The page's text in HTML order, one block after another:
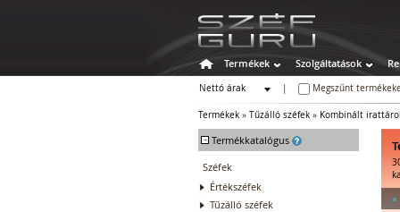
Termékek Szolgáltatások
Nettó árak
Megszűnt
Termékek » Tűzálló széfek » Kombinált
- Termékkatalógus
Széfek
Értékszéfek
Tűzálló széfek
»